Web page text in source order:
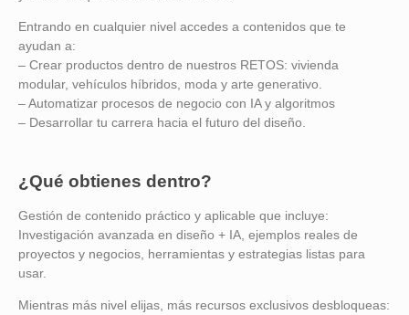
Entrando en cualquier nivel accedes a contenidos que te
ayudan a:
– Crear productos dentro de nuestros RETOS: vivienda
modular, vehículos híbridos, moda y arte generativo.
– Automatizar procesos de negocio con IA y algoritmos
– Desarrollar tu carrera hacia el futuro del diseño.
¿Qué obtienes dentro?
Gestión de contenido práctico y aplicable que incluye:
Investigación avanzada en diseño + IA, ejemplos reales de
proyectos y negocios, herramientas y estrategias listas para
usar.
Mientras más nivel elijas, más recursos exclusivos desbloqueas: